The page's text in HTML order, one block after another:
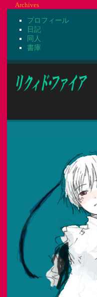
Archives
プロフィール
日記
同人
書庫